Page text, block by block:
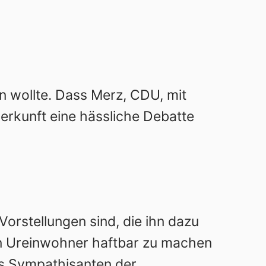
wollte. Dass Merz, CDU, mit
eine hässliche Debatte
sind, die ihn dazu
haftbar zu machen